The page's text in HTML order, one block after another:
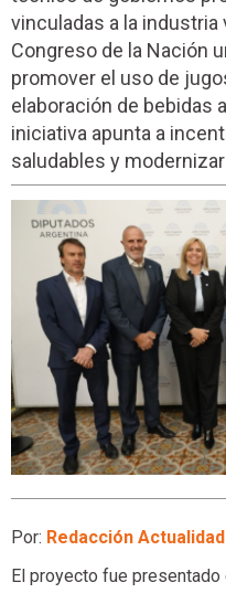
vinculadas a la industria
Congreso de la Nación
promover el uso de
elaboración de bebidas
iniciativa apunta a
saludables y
Por: Redacción
El proyecto fue